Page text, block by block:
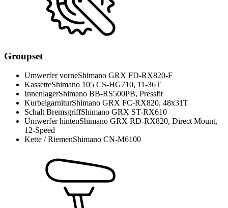
Groupset
Umwerfer vorneShimano GRX FD-RX820-F
KassetteShimano 105 CS-HG710, 11-36T
InnenlagerShimano BB-RS500PB, Pressfit
KurbelgarniturShimano GRX FC-RX820, 48x31T
Schalt BremsgriffShimano GRX ST-RX610
Umwerfer hintenShimano GRX RD-RX820, Direct Mount,
12-Speed
Kette / RiemenShimano CN-M6100